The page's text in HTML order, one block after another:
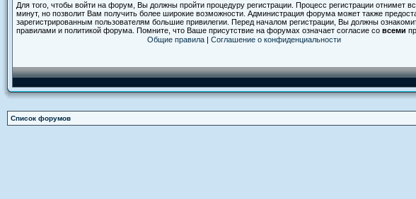
Для того, чтобы войти на форум, Вы должны пройти процедуру регистрации. Процесс регистрации отнимет
минут, но позволит Вам получить более широкие возможности. Администрация форума может также
зарегистрированным пользователям большие привилегии. Перед началом регистрации, Вы должны
правилами и политикой форума. Помните, что Ваше присутствие на форумах означает согласие со всеми
Общие правила | Соглашение о конфиденциальности
Список форумов